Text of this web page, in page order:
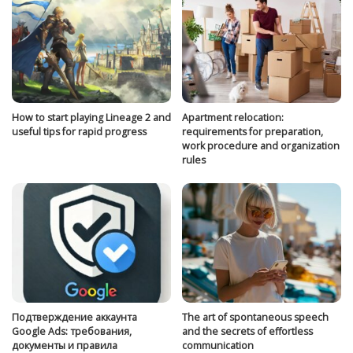
How to start playing Lineage 2 and
useful tips for rapid progress
Apartment relocation:
requirements for preparation,
work procedure and organization
rules
Подтверждение аккаунта
Google Ads: требования,
документы и правила
The art of spontaneous speech
and the secrets of effortless
communication